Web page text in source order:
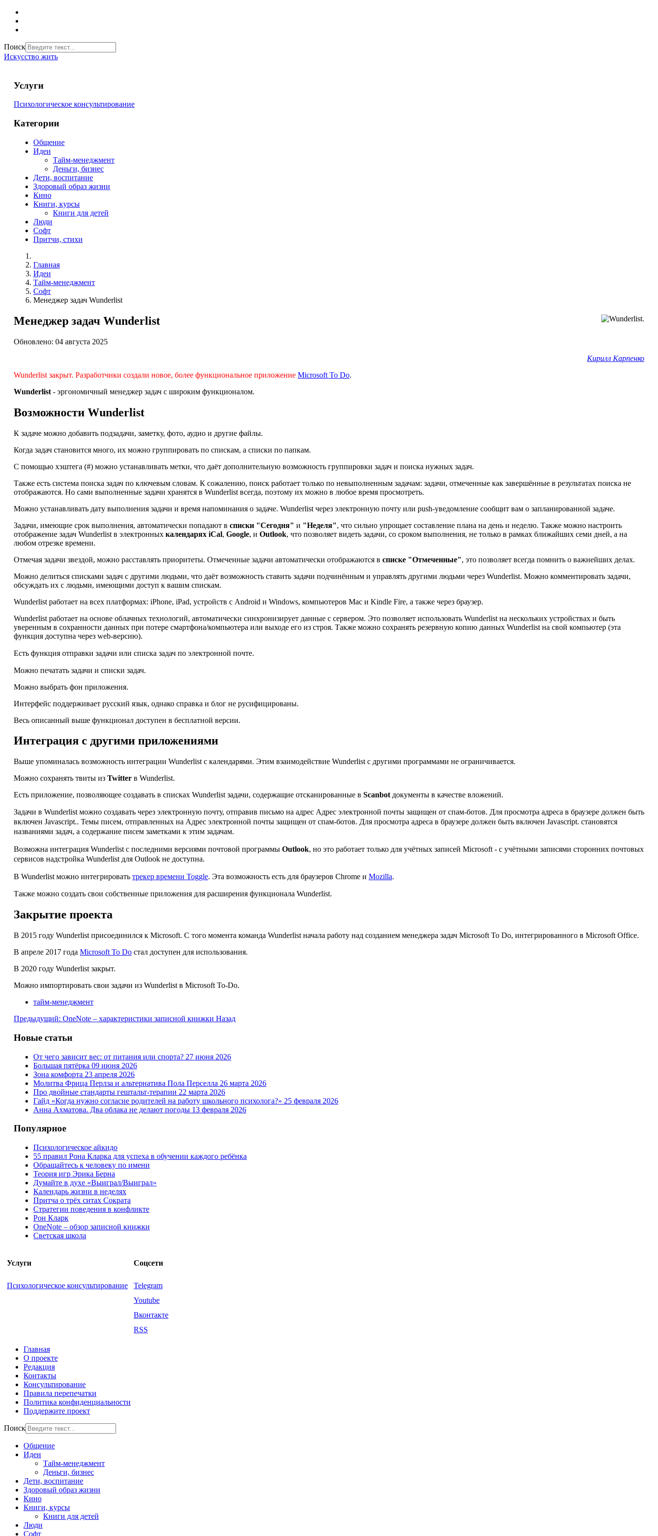
Поиск
Искусство жить
Услуги
Психологическое консультирование
Категории
Общение
Идеи
Тайм-менеджмент
Деньги, бизнес
Дети, воспитание
Здоровый образ жизни
Кино
Книги, курсы
Книги для детей
Люди
Софт
Притчи, стихи
Главная
Идеи
Тайм-менеджмент
Софт
Менеджер задач Wunderlist
Менеджер задач Wunderlist
Обновлено: 04 августа 2025
Кирилл Карпенко
Wunderlist закрыт. Разработчики создали новое, более функциональное приложение Microsoft To Do.
Wunderlist - эргономичный менеджер задач с широким функционалом.
Возможности Wunderlist
К задаче можно добавить подзадачи, заметку, фото, аудио и другие файлы.
Когда задач становится много, их можно группировать по спискам, а списки по папкам.
С помощью хэштега (#) можно устанавливать метки, что даёт дополнительную возможность группировки задач и поиска нужных задач.
Также есть система поиска задач по ключевым словам. К сожалению, поиск работает только по невыполненным задачам: задачи, отмеченные как завершённые в результатах поиска не
отображаются. Но сами выполненные задачи хранятся в Wunderlist всегда, поэтому их можно в любое время просмотреть.
Можно устанавливать дату выполнения задачи и время напоминания о задаче. Wunderlist через электронную почту или push-уведомление сообщит вам о запланированной задаче.
Задачи, имеющие срок выполнения, автоматически попадают в списки "Сегодня" и "Неделя", что сильно упрощает составление плана на день и неделю. Также можно настроить
отображение задач Wunderlist в электронных календарях iCal, Google, и Outlook, что позволяет видеть задачи, со сроком выполнения, не только в рамках ближайших семи дней, а на
любом отрезке времени.
Отмечая задачи звездой, можно расставлять приоритеты. Отмеченные задачи автоматически отображаются в списке "Отмеченные", это позволяет всегда помнить о важнейших делах.
Можно делиться списками задач с другими людьми, что даёт возможность ставить задачи подчинённым и управлять другими людьми через Wunderlist. Можно комментировать задачи,
обсуждать их с людьми, имеющими доступ к вашим спискам.
Wunderlist работает на всех платформах: iPhone, iPad, устройств с Android и Windows, компьютеров Mac и Kindle Fire, а также через браузер.
Wunderlist работает на основе облачных технологий, автоматически синхронизирует данные с сервером. Это позволяет использовать Wunderlist на нескольких устройствах и быть
уверенным в сохранности данных при потере смартфона/компьютера или выходе его из строя. Также можно сохранять резервную копию данных Wunderlist на свой компьютер (эта
функция доступна через web-версию).
Есть функция отправки задачи или списка задач по электронной почте.
Можно печатать задачи и списки задач.
Можно выбрать фон приложения.
Интерфейс поддерживает русский язык, однако справка и блог не русифицированы.
Весь описанный выше функционал доступен в бесплатной версии.
Интеграция с другими приложениями
Выше упоминалась возможность интеграции Wunderlist с календарями. Этим взаимодействие Wunderlist с другими программами не ограничивается.
Можно сохранять твиты из Twitter в Wunderlist.
Есть приложение, позволяющее создавать в списках Wunderlist задачи, содержащие отсканированные в Scanbot документы в качестве вложений.
Задачи в Wunderlist можно создавать через электронную почту, отправив письмо на адрес Адрес электронной почты защищен от спам-ботов. Для просмотра адреса в браузере должен быть
включен Javascript.. Темы писем, отправленных на Адрес электронной почты защищен от спам-ботов. Для просмотра адреса в браузере должен быть включен Javascript. становятся
названиями задач, а содержание писем заметками к этим задачам.
Возможна интеграция Wunderlist с последними версиями почтовой программы Outlook, но это работает только для учётных записей Microsoft - с учётными записями сторонних почтовых
сервисов надстройка Wunderlist для Outlook не доступна.
В Wunderlist можно интегрировать трекер времени Toggle. Эта возможность есть для браузеров Chrome и Mozilla.
Также можно создать свои собственные приложения для расширения функционала Wunderlist.
Закрытие проекта
В 2015 году Wunderlist присоединился к Microsoft. С того момента команда Wunderlist начала работу над созданием менеджера задач Microsoft To Do, интегрированного в Microsoft Office.
В апреле 2017 года Microsoft To Do стал доступен для использования.
В 2020 году Wunderlist закрыт.
Можно импортировать свои задачи из Wunderlist в Microsoft To-Do.
тайм-менеджмент
Предыдущий: OneNote – характеристики записной книжки Назад
Новые статьи
От чего зависит вес: от питания или спорта? 27 июня 2026
Большая пятёрка 09 июня 2026
Зона комфорта 23 апреля 2026
Молитва Фрица Перлза и альтернатива Пола Перселла 26 марта 2026
Про двойные стандарты гештальт-терапии 22 марта 2026
Гайд «Когда нужно согласие родителей на работу школьного психолога?» 25 февраля 2026
Анна Ахматова. Два облака не делают погоды 13 февраля 2026
Популярное
Психологическое айкидо
55 правил Рона Кларка для успеха в обучении каждого ребёнка
Обращайтесь к человеку по имени
Теория игр Эрика Берна
Думайте в духе «Выиграл/Выиграл»
Календарь жизни в неделях
Притча о трёх ситах Сократа
Стратегии поведения в конфликте
Рон Кларк
OneNote – обзор записной книжки
Светская школа
Услуги Соцсети
Психологическое консультирование
Telegram
Youtube
Вконтакте
RSS
Главная
О проекте
Редакция
Контакты
Консультирование
Правила перепечатки
Политика конфиденциальности
Поддержите проект
Поиск
Общение
Идеи
Тайм-менеджмент
Деньги, бизнес
Дети, воспитание
Здоровый образ жизни
Кино
Книги, курсы
Книги для детей
Люди
Софт